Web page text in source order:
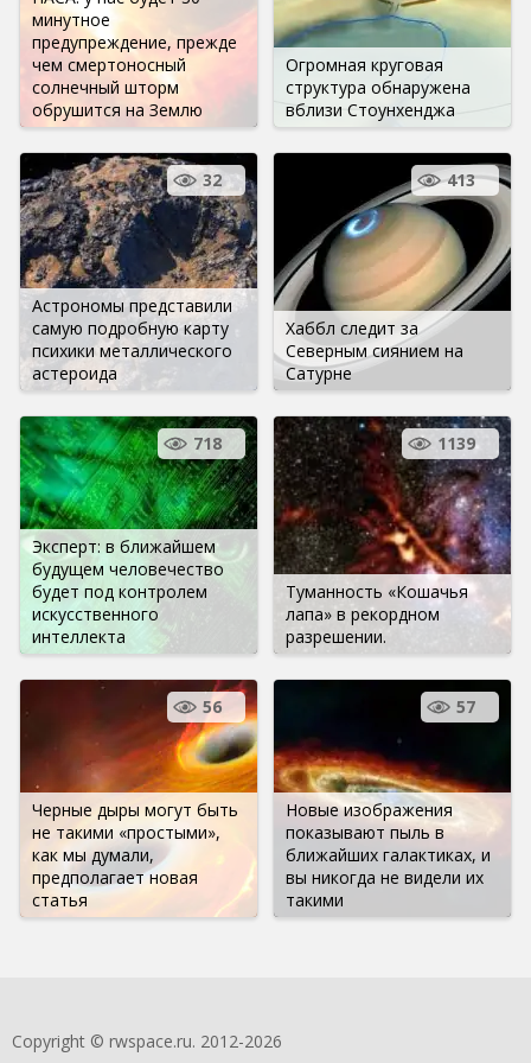
минутное
предупреждение, прежде
чем смертоносный
солнечный шторм
обрушится на Землю
Огромная круговая
структура обнаружена
вблизи Стоунхенджа
Астрономы представили
самую подробную карту
психики металлического
астероида
32
Хаббл следит за
Северным сиянием на
Сатурне
413
Эксперт: в ближайшем
будущем человечество
будет под контролем
искусственного
интеллекта
718
Туманность «Кошачья
лапа» в рекордном
разрешении.
1139
Черные дыры могут быть
не такими «простыми»,
как мы думали,
предполагает новая
статья
56
Новые изображения
показывают пыль в
ближайших галактиках, и
вы никогда не видели их
такими
57
Copyright © rwspace.ru. 2012-2026